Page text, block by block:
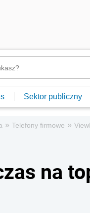
Sektor publiczny
» Telefony firmowe »
na